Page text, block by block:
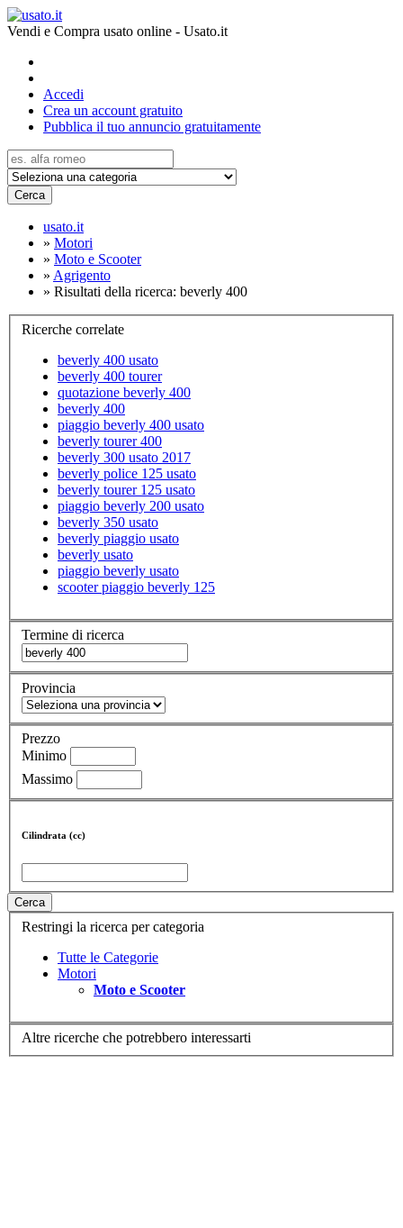
Vendi e Compra usato online - Usato.it
Accedi
Crea un account gratuito
Pubblica il tuo annuncio gratuitamente
Cerca
usato.it
» Motori
» Moto e Scooter
» Agrigento
» Risultati della ricerca: beverly 400
Ricerche correlate
beverly 400 usato
beverly 400 tourer
quotazione beverly 400
beverly 400
piaggio beverly 400 usato
beverly tourer 400
beverly 300 usato 2017
beverly police 125 usato
beverly tourer 125 usato
piaggio beverly 200 usato
beverly 350 usato
beverly piaggio usato
beverly usato
piaggio beverly usato
scooter piaggio beverly 125
Termine di ricerca
Provincia
Prezzo
Minimo
Massimo
Cilindrata (cc)
Cerca
Restringi la ricerca per categoria
Tutte le Categorie
Motori
Moto e Scooter
Altre ricerche che potrebbero interessarti